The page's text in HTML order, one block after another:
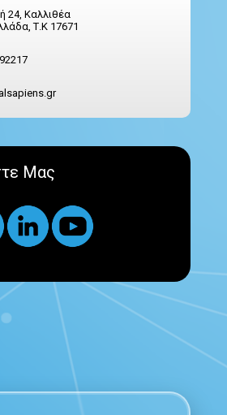
24, Καλλιθέα
Τ.Κ 17671
Μας